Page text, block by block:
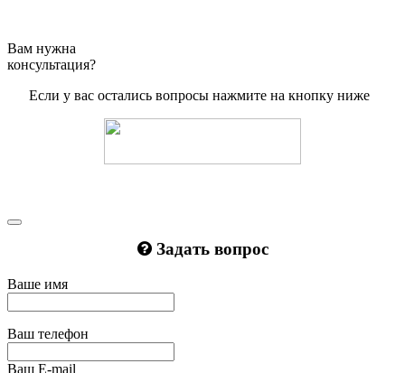
Вам нужна
консультация?
Если у вас остались вопросы нажмите на кнопку ниже
Задать вопрос
Ваше имя
Ваш телефон
Ваш E-mail